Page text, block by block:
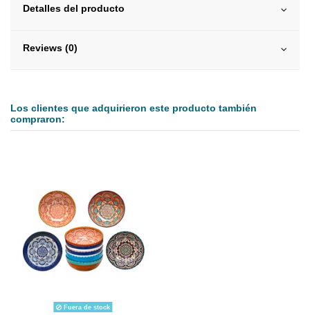
Detalles del producto
Reviews (0)
Los clientes que adquirieron este producto también
compraron:
Fuera de stock